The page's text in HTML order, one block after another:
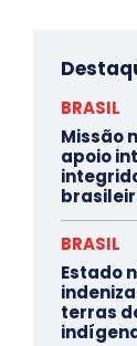
BRASIL
Missão
apoio
BRASIL
Estado
terras